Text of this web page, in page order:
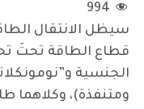
994
سيظل الانتقال
قطاع الطاقة تحتَ
الجنسية
ومتنفذة)، وكلاهما